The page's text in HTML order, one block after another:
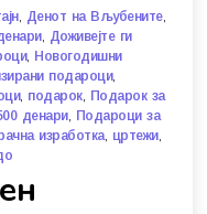
, Денот на Вљубените,
, Доживејте ги
, Новогодишни
подароци,
, подарок, Подарок за
денари, Подароци за
изработка, цртежи,